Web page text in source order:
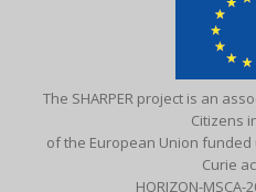
The SHARPER project is an
Citizens
of the European Union funded
Curie
HORIZON-MSCA-